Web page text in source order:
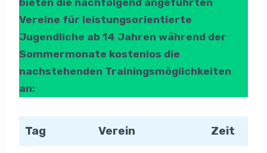
bieten die nachfolgend angeführten
Vereine für leistungsorientierte
Jugendliche ab 14 Jahren während der
Sommermonate kostenlos die
nachstehenden Trainingsmöglichkeiten
an:
Tag Verein Zeit